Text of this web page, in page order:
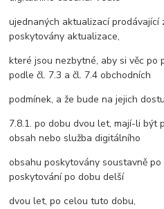
ujednaných aktualizací prodávající
poskytovány aktualizace,
které jsou nezbytné, aby si věc
podle čl. 7.3 a čl. 7.4 obchodních
podmínek, a že bude na jejich
7.8.1. po dobu dvou let, mají-li být
obsah nebo služba digitálního
obsahu poskytovány soustavně
poskytování po dobu delší
dvou let, po celou tuto dobu,